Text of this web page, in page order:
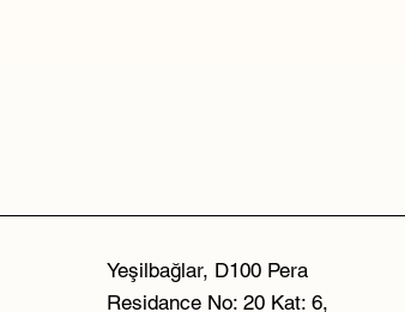
Yeşilbağlar, D100 Pera
Residance No: 20 Kat: 6,